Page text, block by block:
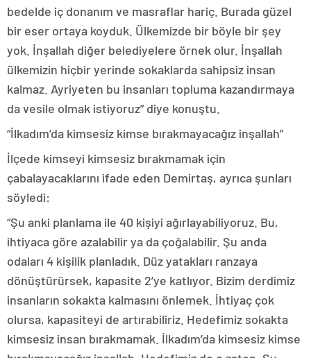
bedelde iç donanım ve masraflar hariç. Burada güzel
bir eser ortaya koyduk. Ülkemizde bir böyle bir şey
yok. İnşallah diğer belediyelere örnek olur. İnşallah
ülkemizin hiçbir yerinde sokaklarda sahipsiz insan
kalmaz. Ayriyeten bu insanları topluma kazandırmaya
da vesile olmak istiyoruz” diye konuştu.
“İlkadım’da kimsesiz kimse bırakmayacağız inşallah”
İlçede kimseyi kimsesiz bırakmamak için
çabalayacaklarını ifade eden Demirtaş, ayrıca şunları
söyledi:
“Şu anki planlama ile 40 kişiyi ağırlayabiliyoruz. Bu,
ihtiyaca göre azalabilir ya da çoğalabilir. Şu anda
odaları 4 kişilik planladık. Düz yatakları ranzaya
dönüştürürsek, kapasite 2’ye katlıyor. Bizim derdimiz
insanların sokakta kalmasını önlemek. İhtiyaç çok
olursa, kapasiteyi de artırabiliriz. Hedefimiz sokakta
kimsesiz insan bırakmamak. İlkadım’da kimsesiz kimse